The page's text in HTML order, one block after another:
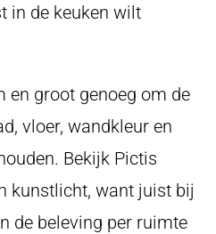
in de keuken wilt
en groot genoeg om de
vloer, wandkleur en
Bekijk Pictis
kunstlicht, want juist bij
de beleving per ruimte